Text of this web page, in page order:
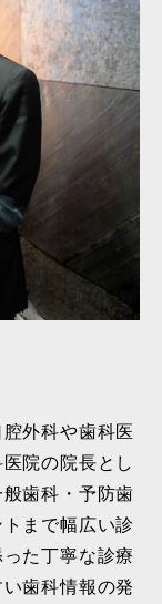
外科や歯科医
院の院長とし
歯科・予防歯
まで幅広い診
た丁寧な診療
歯科情報の発